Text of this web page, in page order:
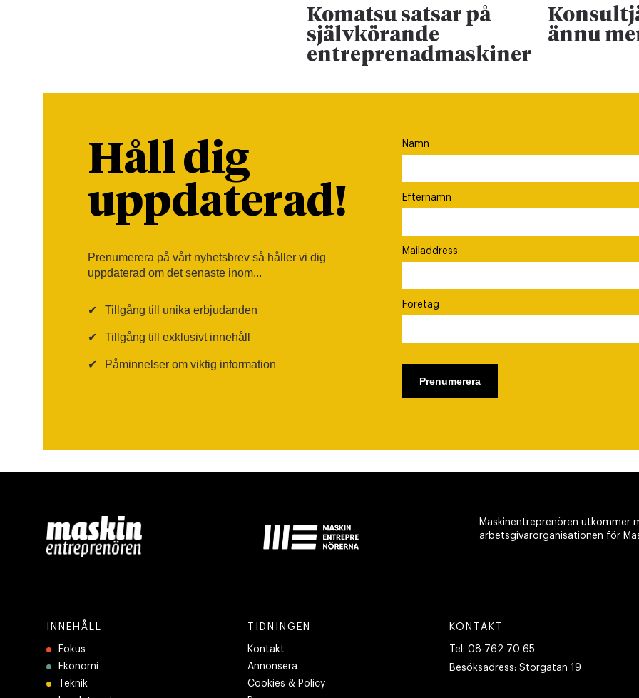
Komatsu satsar på
självkörande
entreprenadmaskiner
ännu
Håll dig
uppdaterad!
Prenumerera på vårt nyhetsbrev så håller vi dig
uppdaterad om det senaste inom...
✔ Tillgång till unika erbjudanden
✔ Tillgång till exklusivt innehåll
✔ Påminnelser om viktig information
Namn
Efternamn
Mailaddress
Företag
Maskinentreprenören utkommer
arbetsgivarorganisationen för
INNEHÅLL
Fokus
Ekonomi
Teknik
TIDNINGEN
Kontakt
Annonsera
Cookies & Policy
KONTAKT
Tel: 08-762 70 65
Besöksadress: Storgatan 19